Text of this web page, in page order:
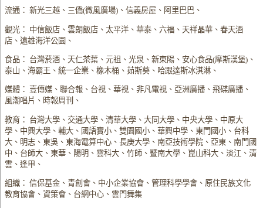
流通： 新光三越、三僑(微風廣場)、信義房屋、阿里巴巴、
觀光： 中信飯店、雲朗飯店、太平洋、華泰、六福、天祥晶華、春天酒
店、遠雄海洋公園、
食品： 台灣菸酒、天仁茶葉、元祖、光泉、新東陽、安心食品(摩斯漢堡)、
泰山、海霸王、統一企業、橡木桶、茹斯葵、哈跟達斯冰淇淋、
媒體： 壹傳媒、聯合報、台視、華視、非凡電視、亞洲廣播、飛碟廣播、
風潮唱片、時報周刊、
教育： 台灣大學、交通大學、清華大學、大同大學、中央大學、中原大
學、中興大學、輔大、國語實小、雙園國小、華興中學、東門國小、台科
大、明志、東吳、東海電算中心、長庚大學、南亞技術學院、亞東、南門國
中、台師大、東華、陽明、雲科大、竹師、暨南大學、崑山科大、淡江、清
雲、逢甲、
組織： 信保基金、青創會、中小企業協會、管理科學學會、原住民族文化
教育協會、資策會、台網中心、雲門舞集